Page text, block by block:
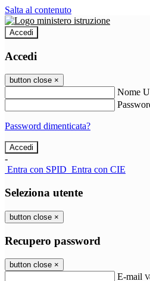
Salta al contenuto
Accedi
Accedi
button close ×
Nome
Password dimenticata?
-
Entra con SPID Entra con CIE
Seleziona utente
button close ×
Recupero password
button close ×
E-mail